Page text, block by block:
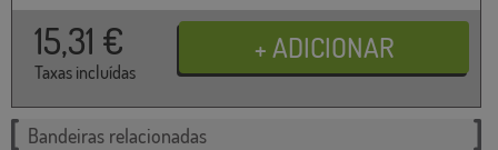
15,31 €
Taxas incluídas
Bandeiras relacionadas